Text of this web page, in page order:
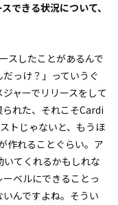
できる状況について、
スしたことがあるんで
っけ？」っていうぐ
ャーでリリースをして
れた、それこそCardi
トじゃないと、もうほ
作れることぐらい。ア
てくれるかもしれな
ベルにできることっ
んですよね。そうい